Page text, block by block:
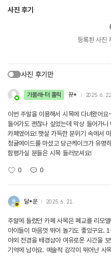
사진 후기
등록된 사진
사진 후기만
가볼래-터 홀릭 뀨* 2025. 6. 22.
이번 주말을 이용해서 시목에 다녀왔어
들어가도 괜찮나 싶었는데 막상 들어가
카페였어요! 햇살 가득한 분위기 속에서
청귤에이드를 마셨고 당근케이크가 유명
함평가실 분들은 시목 들러보셔요!
0 0
달*운 2025. 6. 21.
주말에 들렀던 카페 사목은 폐교를 리모
아이들이 마음껏 뛰어 놀기도 좋았구요.
야외 전경을 배경삼아 여유로운 시간을
기억에 남아요. 예술적 감각이 뛰어난 사